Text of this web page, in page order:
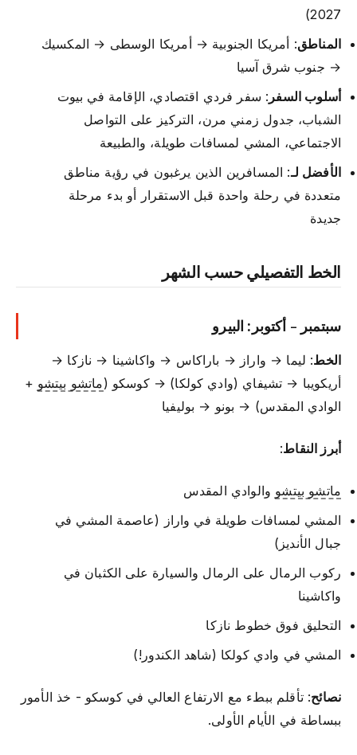
2027)
المناطق: أمريكا الجنوبية → أمريكا الوسطى → المكسيك
→ جنوب شرق آسيا
أسلوب السفر : سفر فردي اقتصادي، الإقامة في بيوت
الشباب، جدول زمني مرن، التركيز على التواصل
الاجتماعي، المشي لمسافات طويلة، والطبيعة
الأفضل لـ: المسافرين الذين يرغبون في رؤية مناطق
متعددة في رحلة واحدة قبل الاستقرار أو بدء مرحلة
جديدة
الخط التفصيلي حسب الشهر
سبتمبر - أكتوبر: البيرو
الخط: ليما → واراز → باراكاس → واكاشينا → نازكا →
أريكويبا → تشيفاي (وادي كولكا) → كوسكو (ماتشو بيتشو +
الوادي المقدس) → بونو → بوليفيا
أبرز النقاط:
ماتشو بيتشو والوادي المقدس
المشي لمسافات طويلة في واراز (عاصمة المشي في
جبال الأنديز)
ركوب الرمال على الرمال والسيارة على الكثبان في
واكاشينا
التحليق فوق خطوط نازكا
المشي في وادي كولكا (شاهد الكندور!)
نصائح: تأقلم ببطء مع الارتفاع العالي في كوسكو - خذ الأمور
ببساطة في الأيام الأولى.